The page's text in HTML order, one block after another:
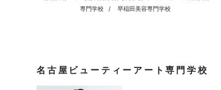
専門学校
早稲田美容専門学校
名古屋ビューティーアート専門学校